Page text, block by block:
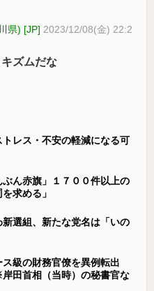
県) [JP] 2023/12/08(金) 22:2
ズムだな
トレス・不安の軽減になる可
ん赤旗」１７００件以上の
求める」
新選組、新たな党名は「いの
ス級の財務官僚を異例転出
田首相（当時）の秘書官な